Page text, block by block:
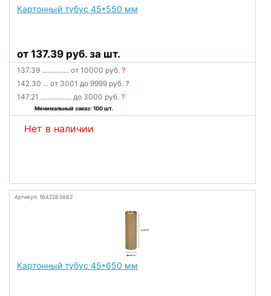
Картонный тубус 45*550 мм
от 137.39 руб. за шт.
137.39 ............... от 10000 руб.?
142.30 ... от 3001 до 9999 руб.?
147.21 ................. до 3000 руб.?
Минимальный заказ: 100 шт.
Нет в наличии
Артикул: 1642283662
Картонный тубус 45*650 мм